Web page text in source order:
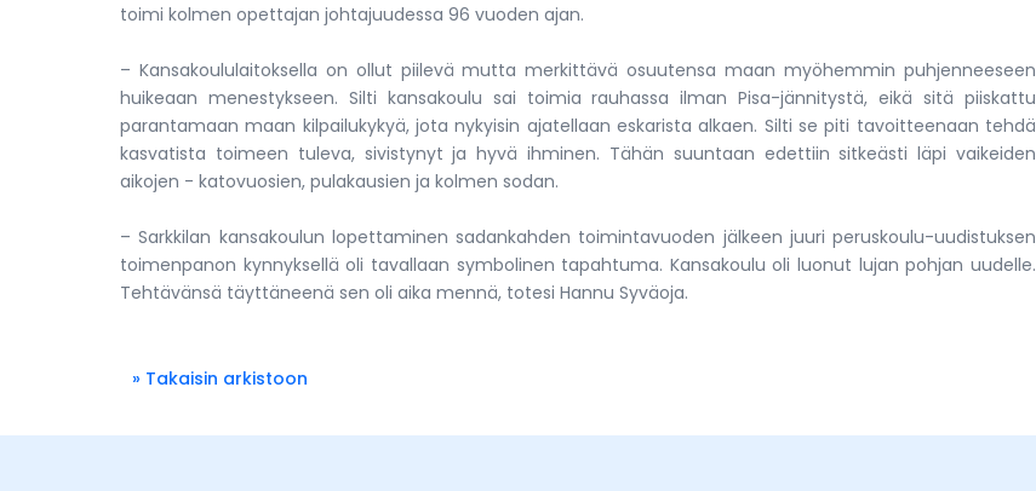
toimi kolmen opettajan johtajuudessa 96 vuoden ajan.
– Kansakoululaitoksella on ollut piilevä mutta merkittävä osuutensa maan myöhemmin puhjenneeseen
huikeaan menestykseen. Silti kansakoulu sai toimia rauhassa ilman Pisa-jännitystä, eikä sitä piiskattu
parantamaan maan kilpailukykyä, jota nykyisin ajatellaan eskarista alkaen. Silti se piti tavoitteenaan tehdä
kasvatista toimeen tuleva, sivistynyt ja hyvä ihminen. Tähän suuntaan edettiin sitkeästi läpi vaikeiden
aikojen - katovuosien, pulakausien ja kolmen sodan.
– Sarkkilan kansakoulun lopettaminen sadankahden toimintavuoden jälkeen juuri peruskoulu-uudistuksen
toimenpanon kynnyksellä oli tavallaan symbolinen tapahtuma. Kansakoulu oli luonut lujan pohjan uudelle.
Tehtävänsä täyttäneenä sen oli aika mennä, totesi Hannu Syväoja.
» Takaisin arkistoon